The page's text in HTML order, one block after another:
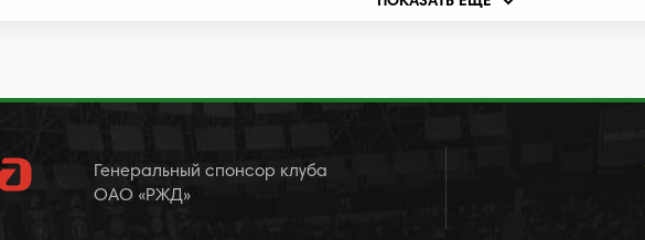
Генеральный спонсор клуба
ОАО «РЖД»